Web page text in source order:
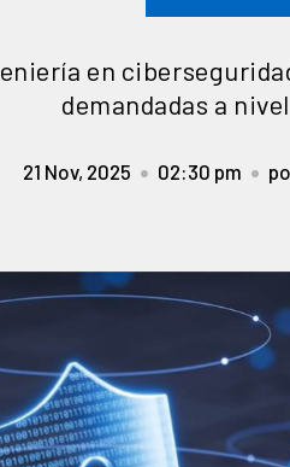
en
demandadas a
21 Nov, 2025 02:30 pm